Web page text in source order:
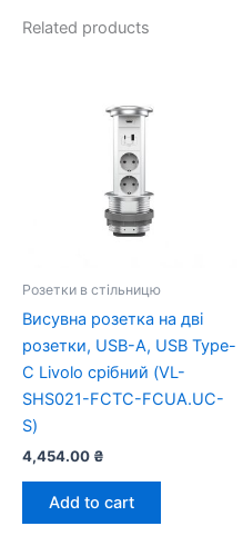
Related products
Розетки в стільницю
Висувна розетка на дві
розетки, USB-A, USB Type-
C Livolo срібний (VL-
SHS021-FCTC-FCUA.UC-
S)
4,454.00 ₴
Add to cart